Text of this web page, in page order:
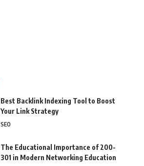
Best Backlink Indexing Tool to Boost
Your Link Strategy
SEO
The Educational Importance of 200-
301 in Modern Networking Education